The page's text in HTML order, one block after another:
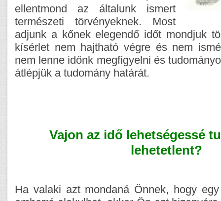
ellentmond az általunk ismert
természeti törvényeknek. Most
adjunk a kőnek elegendő időt mondjuk
kísérlet nem hajtható végre és nem
nem lenne időnk megfigyelni és
átlépjük a tudomány határát.
Vajon az idő lehetségessé
lehetetlent?
Ha valaki azt mondaná Önnek, hogy